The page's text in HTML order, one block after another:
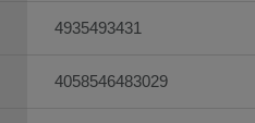
4935493431
4058546483029